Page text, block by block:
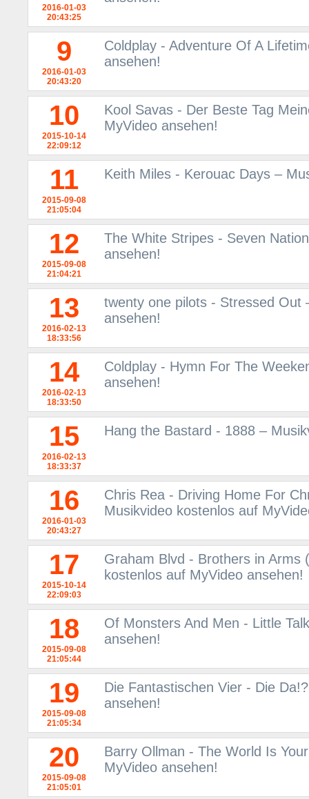
2016-01-03
20:43:25
9
2016-01-03
20:43:20
Coldplay - Adventure Of A
ansehen!
10
2015-10-14
22:09:12
Kool Savas - Der Beste Tag
MyVideo ansehen!
11
2015-09-08
21:05:04
Keith Miles - Kerouac Days –
12
2015-09-08
21:04:21
The White Stripes - Seven
ansehen!
13
2016-02-13
18:33:56
twenty one pilots - Stressed Out
ansehen!
14
2016-02-13
18:33:50
Coldplay - Hymn For The
ansehen!
15
2016-02-13
18:33:37
Hang the Bastard - 1888 –
16
2016-01-03
20:43:27
Chris Rea - Driving Home For
Musikvideo kostenlos auf
17
2015-10-14
22:09:03
Graham Blvd - Brothers in Arms
kostenlos auf MyVideo ansehen!
18
2015-09-08
21:05:44
Of Monsters And Men - Little
ansehen!
19
2015-09-08
21:05:34
Die Fantastischen Vier - Die
ansehen!
20
2015-09-08
21:05:01
Barry Ollman - The World Is
MyVideo ansehen!